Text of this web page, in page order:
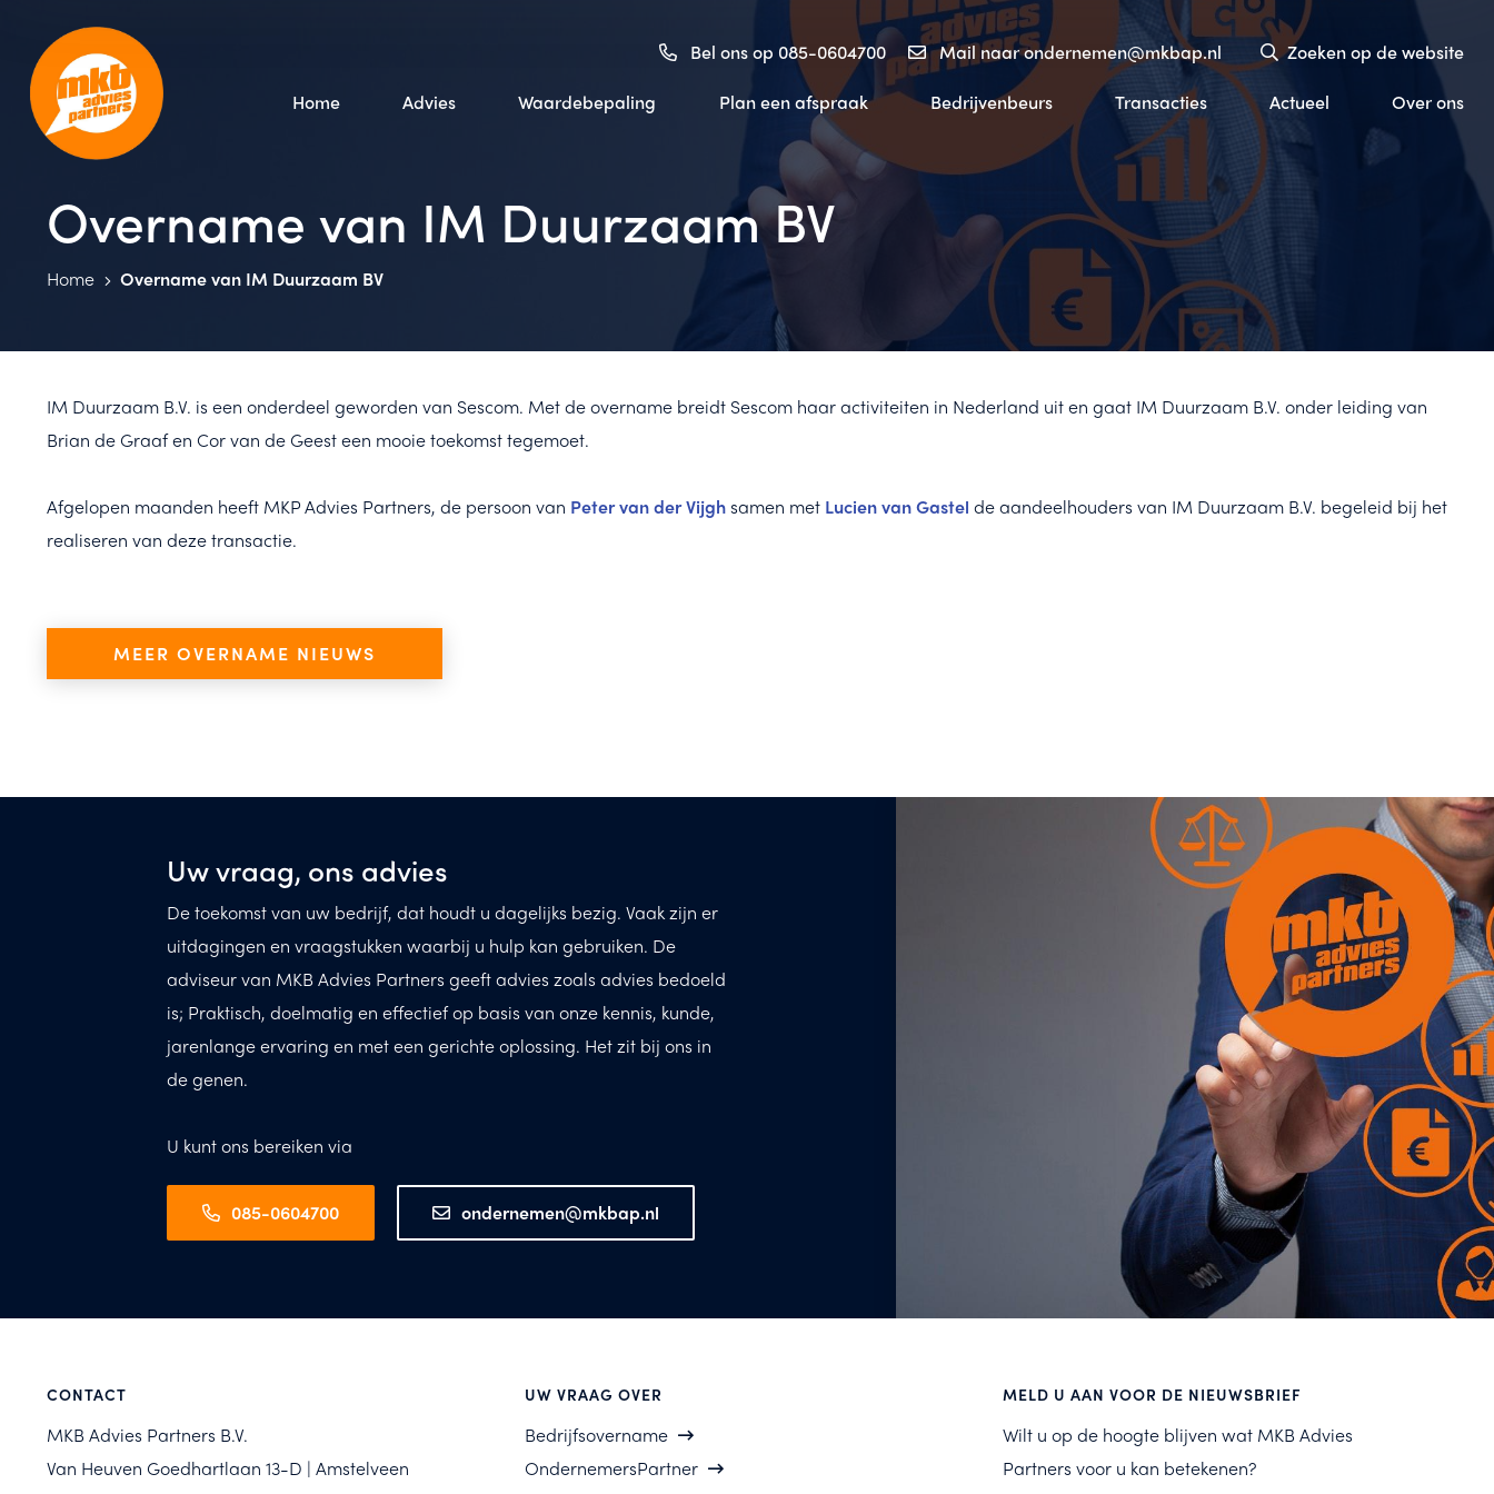
Bel ons op 085-0604700 Mail naar ondernemen@mkbap.nl
Zoeken op de website
Home
Advies Waardebepaling Plan een afspraak Bedrijvenbeurs Transacties Actueel Over ons
Overname van IM Duurzaam BV
Home Overname van IM Duurzaam BV
IM Duurzaam B.V. is een onderdeel geworden van Sescom. Met de overname breidt Sescom haar activiteiten in Nederland uit en gaat IM Duurzaam B.V. onder leiding van
Brian de Graaf en Cor van de Geest een mooie toekomst tegemoet.
Afgelopen maanden heeft MKP Advies Partners, de persoon van Peter van der Vijghsamen met Lucien van Gastel de aandeelhouders van IM Duurzaam B.V. begeleid bij het
realiseren van deze transactie.
MEER OVERNAME NIEUWS
Uw vraag, ons advies
De toekomst van uw bedrijf, dat houdt u dagelijks bezig. Vaak zijn er
uitdagingen en vraagstukken waarbij u hulp kan gebruiken. De
adviseur van MKB Advies Partners geeft advies zoals advies bedoeld
is; Praktisch, doelmatig en effectief op basis van onze kennis, kunde,
jarenlange ervaring en met een gerichte oplossing. Het zit bij ons in
de genen.
U kunt ons bereiken via
085-0604700 ondernemen@mkbap.nl
CONTACT
MKB Advies Partners B.V.
Van Heuven Goedhartlaan 13-D | Amstelveen
UW VRAAG OVER
Bedrijfsovername
OndernemersPartner
MELD U AAN VOOR DE NIEUWSBRIEF
Wilt u op de hoogte blijven wat MKB Advies
Partners voor u kan betekenen?